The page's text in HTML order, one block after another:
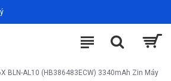
BLN-AL10 (HB386483ECW) 3340mAh Zin Máy